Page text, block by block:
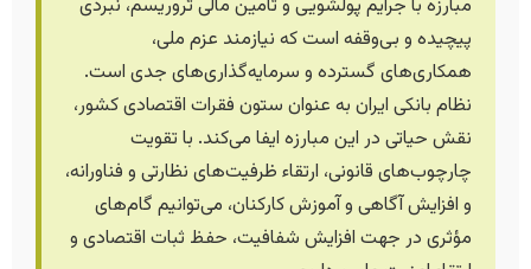
مبارزه با جرایم پولشویی و تامین مالی تروریسم، نبردی
پیچیده و بی‌وقفه است که نیازمند عزم ملی،
همکاری‌های گسترده و سرمایه‌گذاری‌های جدی است.
نظام بانکی ایران به عنوان ستون فقرات اقتصادی کشور،
نقش حیاتی در این مبارزه ایفا می‌کند. با تقویت
چارچوب‌های قانونی، ارتقاء ظرفیت‌های نظارتی و فناورانه،
و افزایش آگاهی و آموزش کارکنان، می‌توانیم گام‌های
مؤثری در جهت افزایش شفافیت، حفظ ثبات اقتصادی و